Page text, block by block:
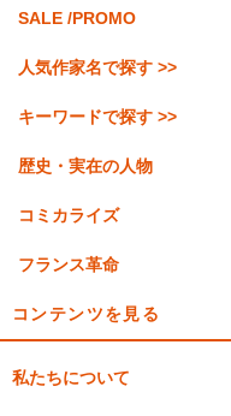
SALE /PROMO
人気作家名で探す >>
キーワードで探す >>
歴史・実在の人物
コミカライズ
フランス革命
コンテンツを見る
私たちについて